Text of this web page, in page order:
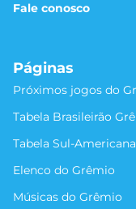
Fale conosco
Páginas
Próximos jogos do
Tabela Brasileirão
Tabela Sul-
Elenco do Grêmio
Músicas do Grêmio